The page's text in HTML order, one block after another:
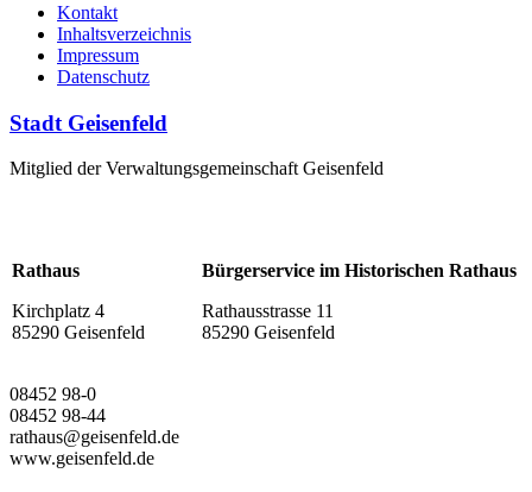
Kontakt
Inhaltsverzeichnis
Impressum
Datenschutz
Stadt Geisenfeld
Mitglied der Verwaltungsgemeinschaft Geisenfeld
Rathaus
Kirchplatz 4
85290 Geisenfeld
Bürgerservice im Historischen Rathaus
Rathausstrasse 11
85290 Geisenfeld
08452 98-0
08452 98-44
rathaus@geisenfeld.de
www.geisenfeld.de